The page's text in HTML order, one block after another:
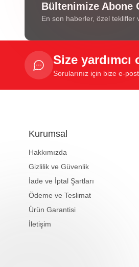
Bültenimize Abone
En son haberler, özel teklifler
Size
Sorularınız için bize e-
Kurumsal
Hakkımızda
Gizlilik ve Güvenlik
İade ve İptal Şartları
Ödeme ve Teslimat
Ürün Garantisi
İletişim